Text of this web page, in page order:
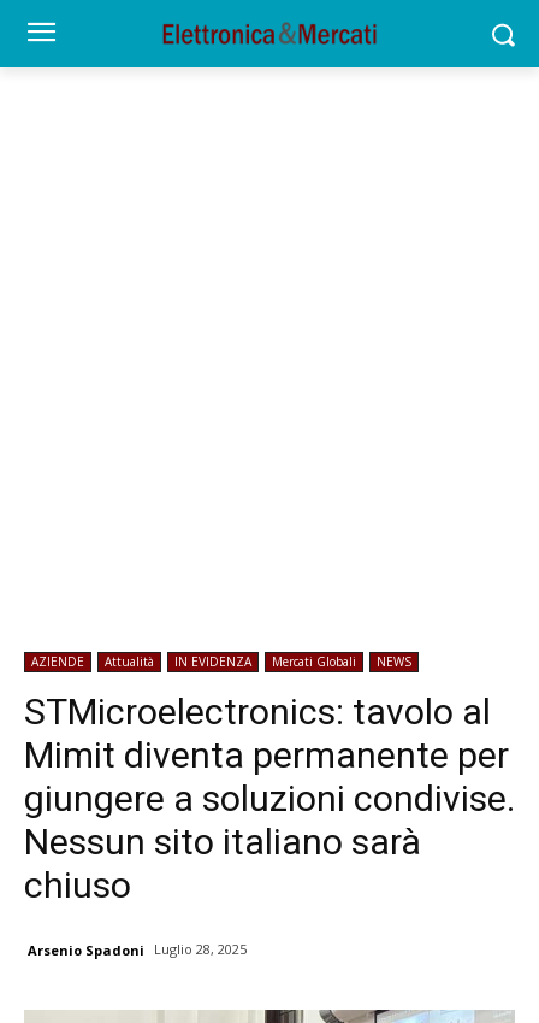
AZIENDE Attualità IN EVIDENZA Mercati Globali NEWS
STMicroelectronics: tavolo al
Mimit diventa permanente per
giungere a soluzioni condivise.
Nessun sito italiano sarà
chiuso
Arsenio Spadoni Luglio 28, 2025